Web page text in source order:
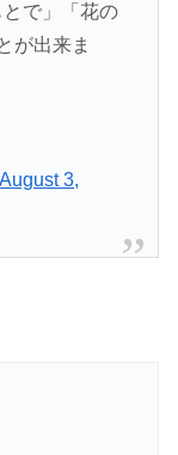
で」「花の
が出来ま
August 3,